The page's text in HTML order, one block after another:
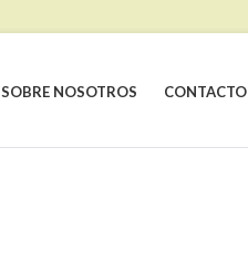
SOBRE NOSOTROS CONTACTO